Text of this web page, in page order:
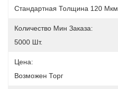
Стандартная Толщина 120 Мкм
Количество Мин Заказа:
5000 Шт.
Цена:
Возможен Торг